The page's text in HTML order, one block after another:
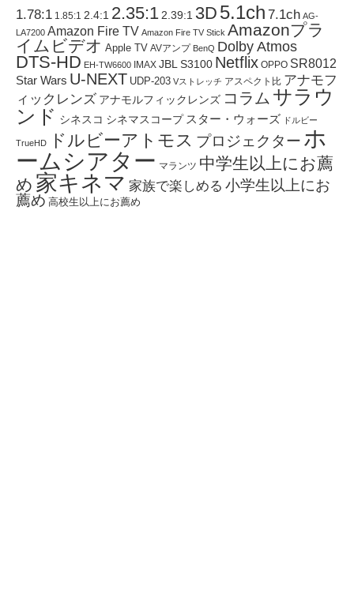
1.78:1 1.85:1 2.4:1 2.35:1 2.39:1 3D 5.1ch 7.1ch AG-
LA7200 Amazon Fire TV Amazon Fire TV Stick Amazonプラ
イムビデオ Apple TV AVアンプ BenQ Dolby Atmos
DTS-HD EH-TW6600 IMAX JBL S3100 Netflix OPPO SR8012
Star Wars U-NEXT UDP-203 Vストレッチ アスペクト比 アナモフ
ィックレンズ アナモルフィックレンズ コラム サラウ
ンド シネスコ シネマスコープ スター・ウォーズ ドルビー
TrueHD ドルビーアトモス プロジェクター ホ
ームシアター マランツ 中学生以上にお薦
め 家キネマ 家族で楽しめる 小学生以上にお
薦め 高校生以上にお薦め